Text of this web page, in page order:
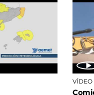
VÍDEO